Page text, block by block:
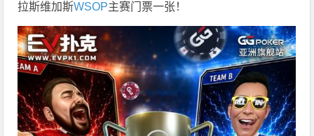
拉斯维加斯WSOP主赛门票一张！